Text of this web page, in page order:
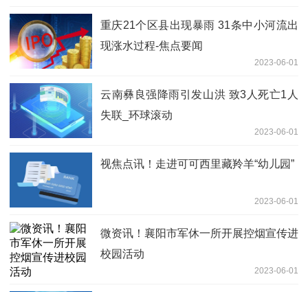
重庆21个区县出现暴雨 31条中小河流出
现涨水过程-焦点要闻
2023-06-01
云南彝良强降雨引发山洪 致3人死亡1人
失联_环球滚动
2023-06-01
视焦点讯！走进可可西里藏羚羊“幼儿园”
2023-06-01
微资讯！襄阳市军休一所开展控烟宣传进
校园活动
2023-06-01